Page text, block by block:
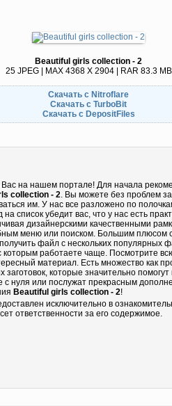
Beautiful girls collection - 2
25 JPEG | MAX 4368 X 2904 | RAR 83.3 MB
Скачать с Nitroflare
Скачать с TurboBit
Скачать с DepositFiles
Вас на нашем портале! Для начала
collection - 2. Вы можете без проблем
им. У нас все разложено по
список убедит вас, что у нас есть
дизайнерскими качественными
меню или поиском. Большим плюсом
файл с нескольких популярных
которым работаете чаще. Посмотрите
материал. Есть множество как
заготовок, которые значительно помогут
с нуля или послужат прекрасным
Beautiful girls collection - 2!
исключительно в
ответственности за его содержимое.